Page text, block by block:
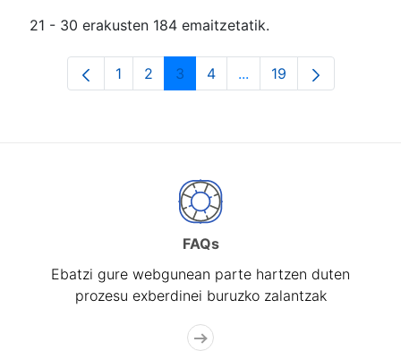
21 - 30 erakusten 184 emaitzetatik.
Orrialdea
1 Orrialdea
2 Orrialdea
3 Orrialdea
4 ...Intermediate Pages
Orrialdea
19
FAQs
Ebatzi gure webgunean parte hartzen duten
prozesu exberdinei buruzko zalantzak